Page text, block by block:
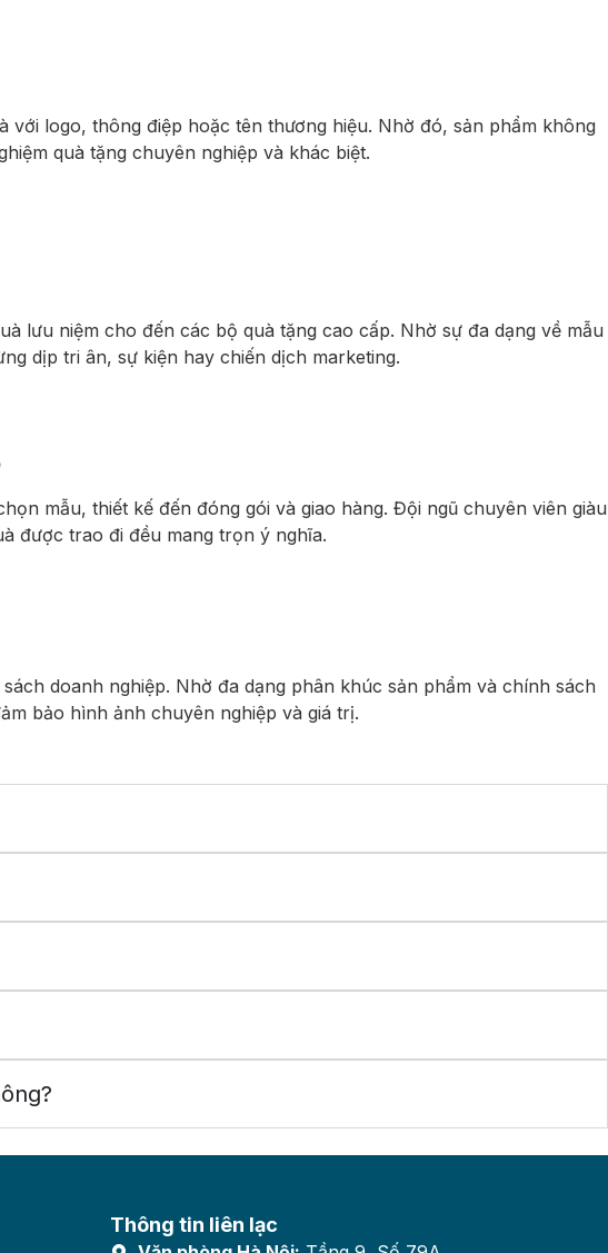
logo, thông điệp hoặc tên thương hiệu. Nhờ đó, sản phẩm không
quà tặng chuyên nghiệp và khác biệt.
lưu niệm cho đến các bộ quà tặng cao cấp. Nhờ sự đa dạng về mẫu
dịp tri ân, sự kiện hay chiến dịch marketing.
mẫu, thiết kế đến đóng gói và giao hàng. Đội ngũ chuyên viên giàu
được trao đi đều mang trọn ý nghĩa.
doanh nghiệp. Nhờ đa dạng phân khúc sản phẩm và chính sách
bảo hình ảnh chuyên nghiệp và giá trị.
Thông tin liên lạc